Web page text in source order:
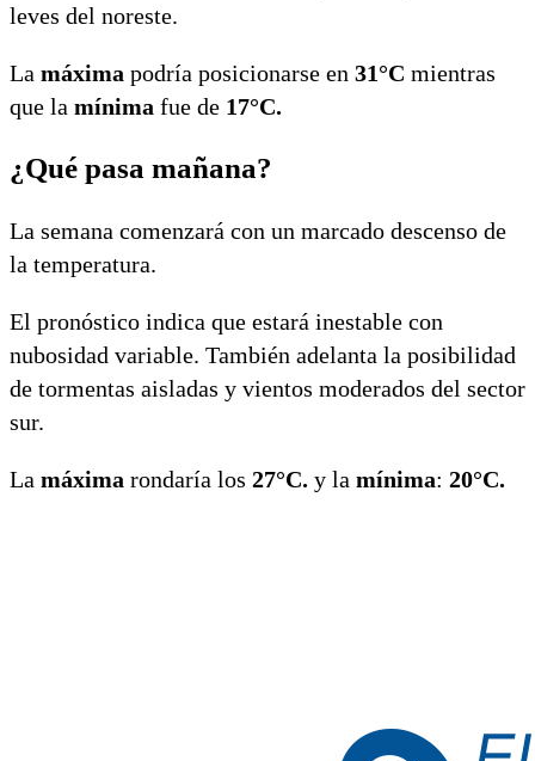
leves del noreste.
La máxima podría posicionarse en 31°C mientras
que la mínima fue de 17°C.
¿Qué pasa mañana?
La semana comenzará con un marcado descenso de
la temperatura.
El pronóstico indica que estará inestable con
nubosidad variable. También adelanta la posibilidad
de tormentas aisladas y vientos moderados del sector
sur.
La máxima rondaría los 27°C. y la mínima: 20°C.